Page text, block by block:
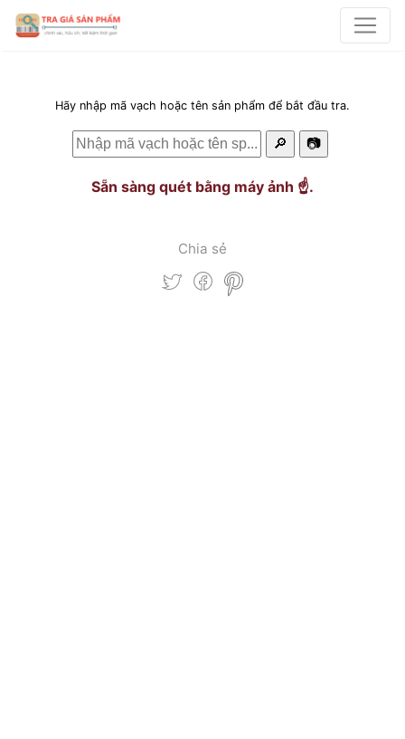
Hãy nhập mã vạch hoặc tên sản phẩm để bắt đầu tra.
🔎 📷
Sẵn sàng quét bằng máy ảnh ☝️.
Chia sẻ